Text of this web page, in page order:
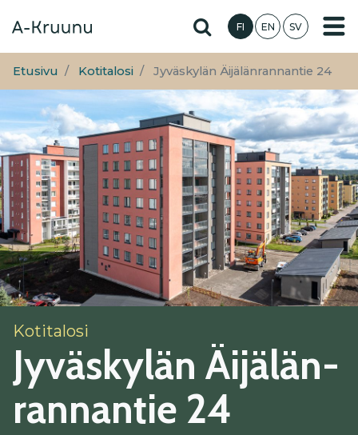
pääsisältöön
Hae sivustolta
FI EN SV
Etusivu Kotitalosi Jyväskylän Äijälänrannantie 24
Kotitalosi
Jy­väs­ky­län Äi­jä­län­
ran­nan­tie 24